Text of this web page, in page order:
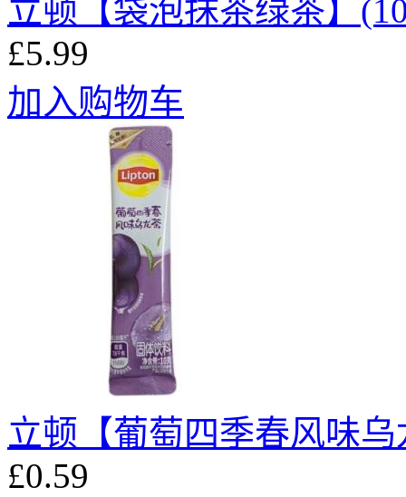
立顿【袋泡抹茶绿茶】
£5.99
加入购物车
立顿【葡萄四季春风味
£0.59